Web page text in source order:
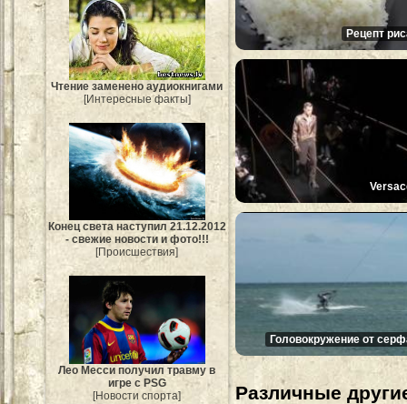
Чтение заменено аудиокнигами
[Интересные факты]
Конец света наступил 21.12.2012
- свежие новости и фото!!!
[Происшествия]
Лео Месси получил травму в
игре с PSG
[Новости спорта]
Рецепт
Головокружение от
Различные